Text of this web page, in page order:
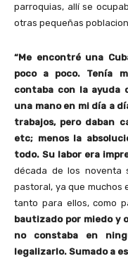
parroquias, allí se
otras pequeñas
“Me encontré una
poco a poco. Tenía
contaba con la ayuda
una mano en mi día a
trabajos, pero daban
etc; menos la
todo. Su labor era
década de los noventa
pastoral, ya que muchos
tanto para ellos, como
bautizado por miedo y
no constaba en
legalizarlo. Sumado a